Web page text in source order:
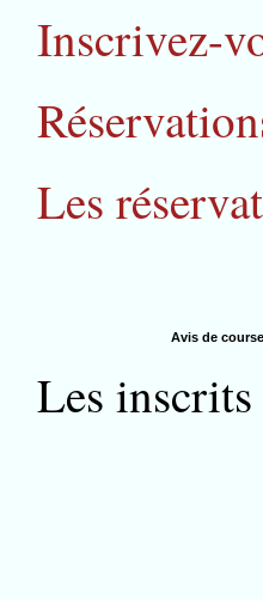
Inscrivez-
Les
Avis de course
Les